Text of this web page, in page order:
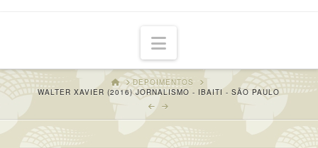
Navigation
HOMEDEPOIMENTOS
WALTER XAVIER (2016) JORNALISMO - IBAITI - SÃO PAULO